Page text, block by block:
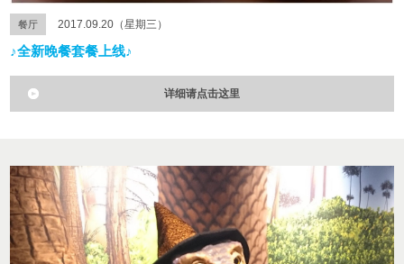
餐厅 2017.09.20（星期三）
♪全新晚餐套餐上线♪
详细请点击这里